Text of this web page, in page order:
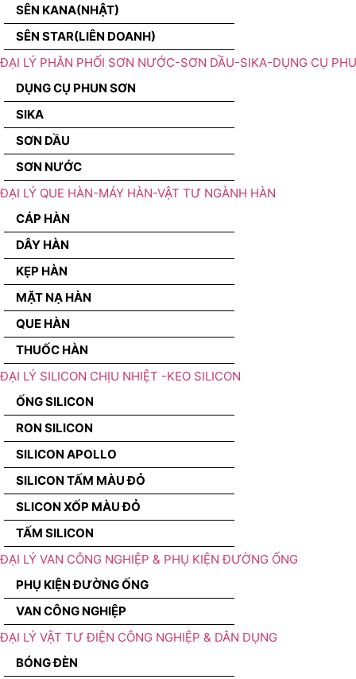
SÊN KANA(NHẬT)
SÊN STAR(LIÊN DOANH)
ĐẠI LÝ PHÂN PHỐI SƠN NƯỚC-SƠN DẦU-SIKA-DỤNG CỤ
DỤNG CỤ PHUN SƠN
SIKA
SƠN DẦU
SƠN NƯỚC
ĐẠI LÝ QUE HÀN-MÁY HÀN-VẬT TƯ NGÀNH HÀN
CÁP HÀN
DÂY HÀN
KẸP HÀN
MẶT NẠ HÀN
QUE HÀN
THUỐC HÀN
ĐẠI LÝ SILICON CHỊU NHIỆT -KEO SILICON
ỐNG SILICON
RON SILICON
SILICON APOLLO
SILICON TẤM MÀU ĐỎ
SLICON XỐP MÀU ĐỎ
TẤM SILICON
ĐẠI LÝ VAN CÔNG NGHIỆP & PHỤ KIỆN ĐƯỜNG ỐNG
PHỤ KIỆN ĐƯỜNG ỐNG
VAN CÔNG NGHIỆP
ĐẠI LÝ VẬT TƯ ĐIỆN CÔNG NGHIỆP & DÂN DỤNG
BÓNG ĐÈN